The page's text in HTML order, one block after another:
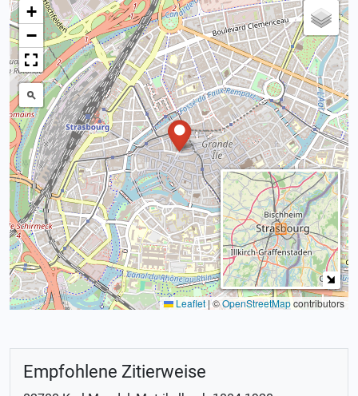
+
−
Leaflet |©OpenStreetMapcontributors
Empfohlene Zitierweise